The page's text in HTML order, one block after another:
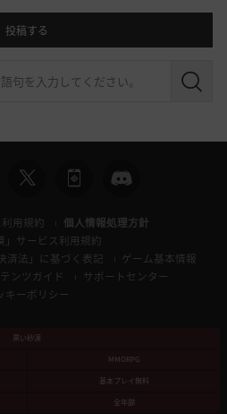
投稿する
検
用規約
個人情報処理方針
」サービス利用規約
済法」に基づく表記
ゲーム基本情報
ンツガイド
サポートセンター
キーポリシー
黒い砂漠
MMORPG
基本プレイ無料
全年齢